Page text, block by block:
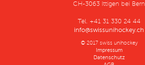
CH-3063 Ittigen bei Bern
Tel. +41 31 330 24 44
info@swissunihockey.ch
© 2017 swiss unihockey
Impressum
Datenschutz